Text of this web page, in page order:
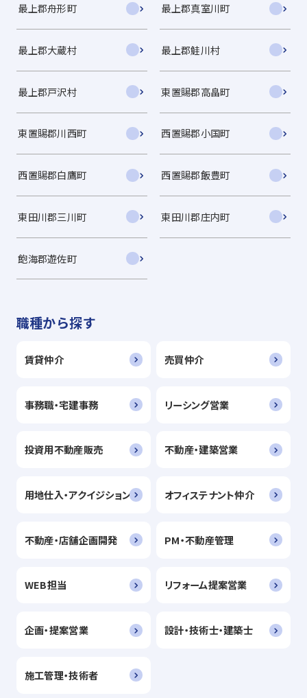
最上郡舟形町 最上郡真室川町
最上郡大蔵村 最上郡鮭川村
最上郡戸沢村 東置賜郡高畠町
東置賜郡川西町 西置賜郡小国町
西置賜郡白鷹町 西置賜郡飯豊町
東田川郡三川町 東田川郡庄内町
飽海郡遊佐町
職種から探す
賃貸仲介 売買仲介
事務職・宅建事務 リーシング営業
投資用不動産販売 不動産・建築営業
用地仕入・アクイジション オフィステナント仲介
不動産・店舗企画開発 PM・不動産管理
WEB担当 リフォーム提案営業
企画・提案営業 設計・技術士・建築士
施工管理・技術者